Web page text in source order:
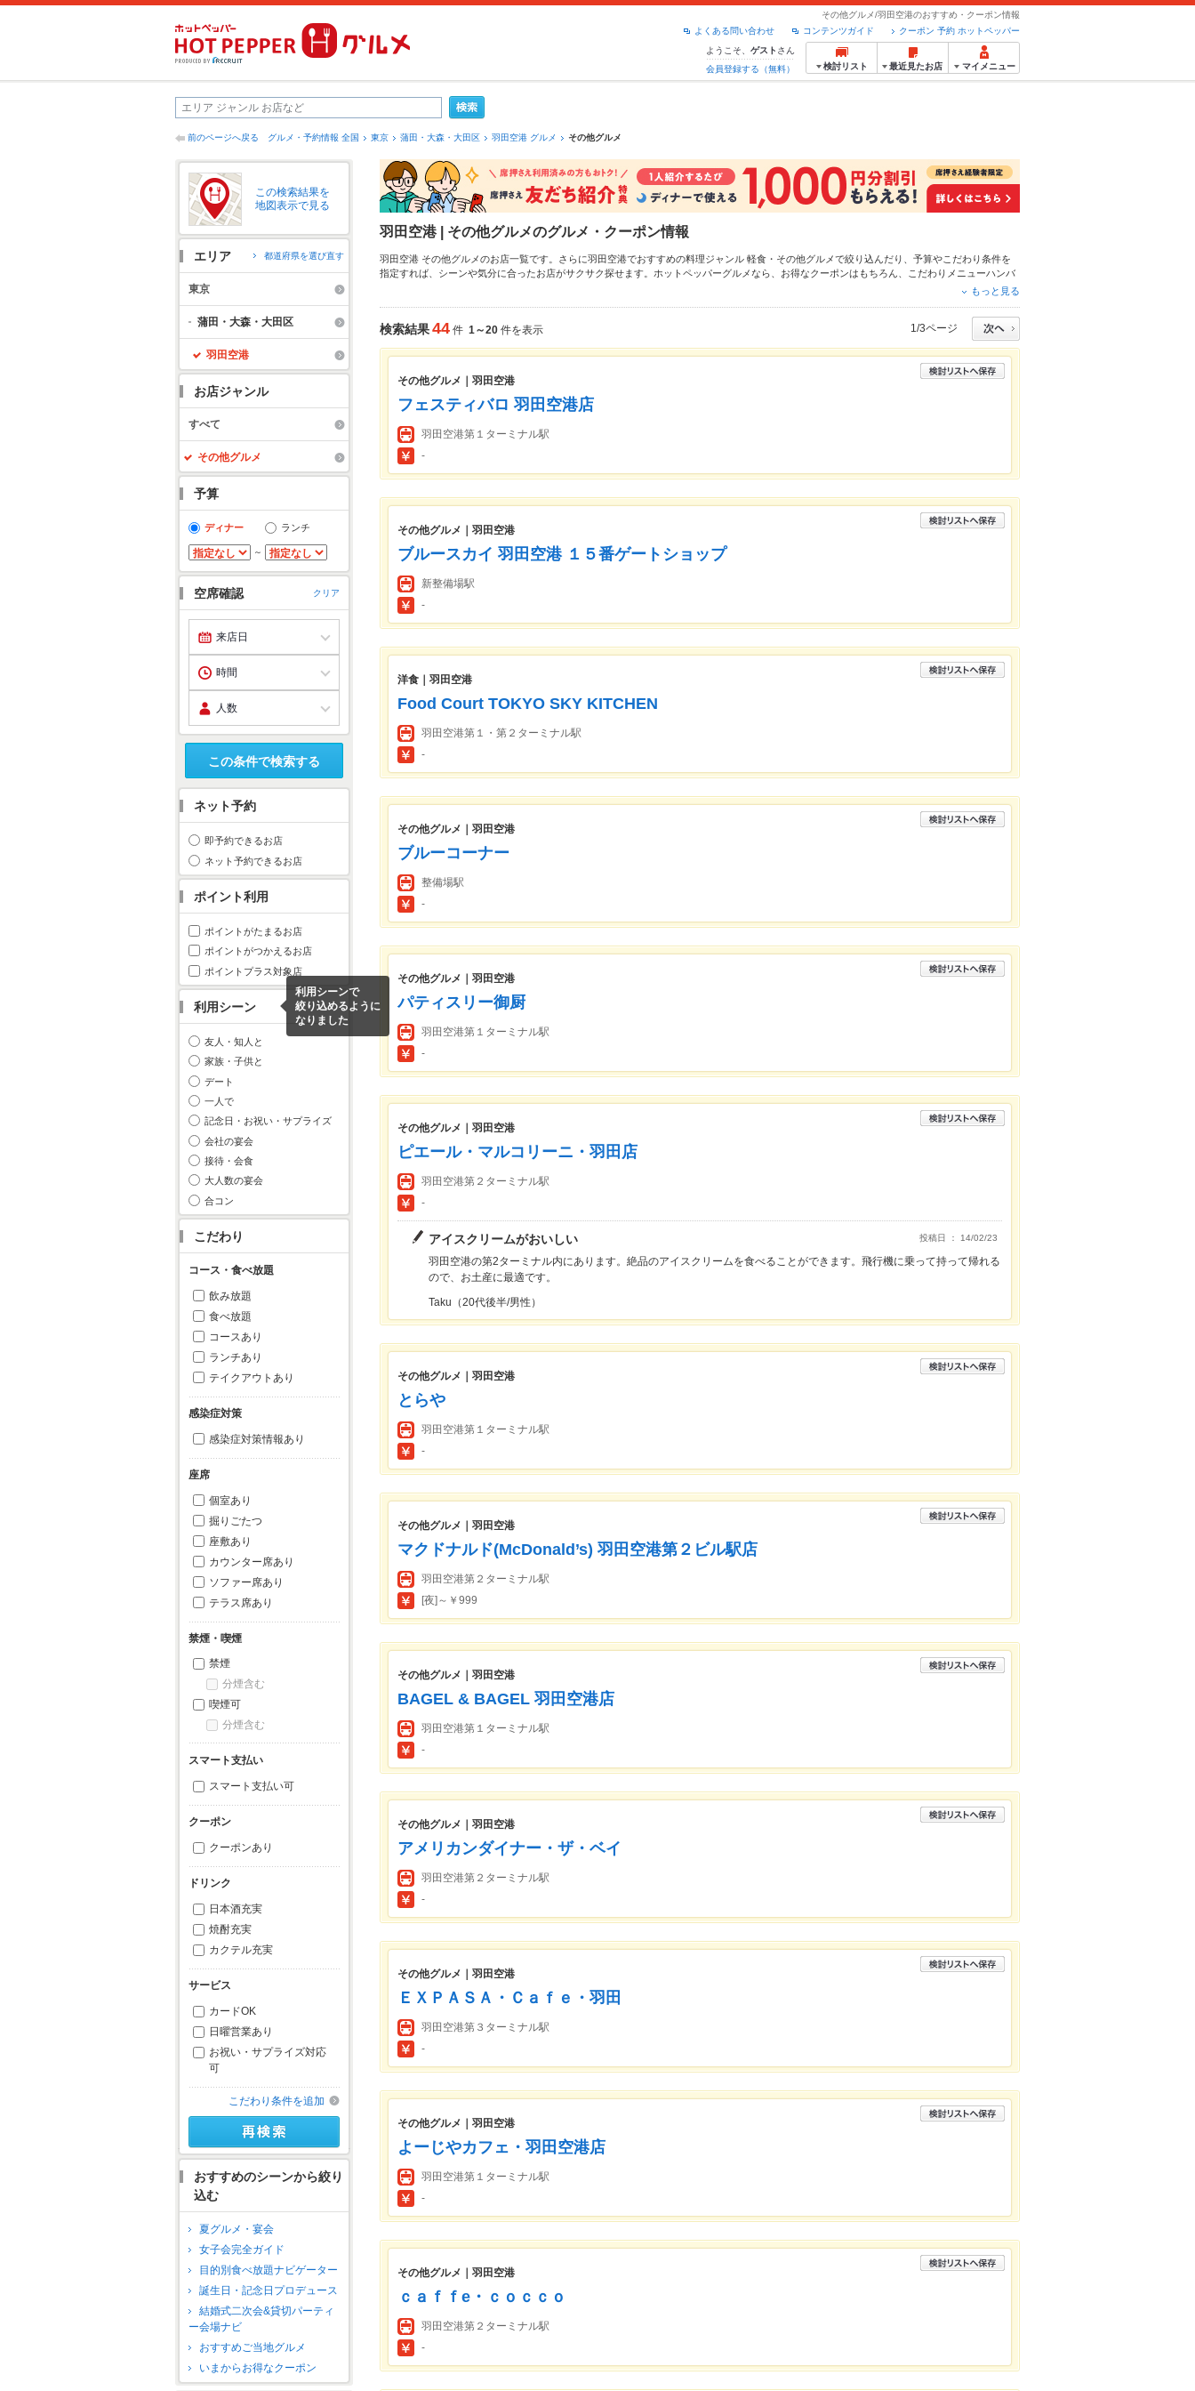
その他グルメ/羽田空港のおすすめ・クーポン情報
クーポン 予約 ホットペッパー
コンテンツガイド
よくある問い合わせ
ようこそ、 ゲスト さん
会員登録する（無料）
検討リスト 最近見たお店 マイメニュー
前のページへ戻る グルメ・予約情報 全国 東京 蒲田・大森・大田区 羽田空港 グルメ その他グルメ
この検索結果を
地図表示で見る
エリア 都道府県を選び直す
東京
蒲田・大森・大田区
羽田空港
お店ジャンル
すべて
その他グルメ
予算
ディナー ランチ
～
空席確認 クリア
この条件で検索する
ネット予約
即予約できるお店
ネット予約できるお店
ポイント利用
ポイントがたまるお店
ポイントがつかえるお店
ポイントプラス対象店
利用シーン
利用シーンで
絞り込めるように
なりました
友人・知人と
家族・子供と
デート
一人で
記念日・お祝い・サプライズ
会社の宴会
接待・会食
大人数の宴会
合コン
こだわり
コース・食べ放題
飲み放題
食べ放題
コースあり
ランチあり
テイクアウトあり
感染症対策
感染症対策情報あり
座席
個室あり
掘りごたつ
座敷あり
カウンター席あり
ソファー席あり
テラス席あり
禁煙・喫煙
禁煙
分煙含む
喫煙可
分煙含む
スマート支払い
スマート支払い可
クーポン
クーポンあり
ドリンク
日本酒充実
焼酎充実
カクテル充実
サービス
カードOK
日曜営業あり
お祝い・サプライズ対応
可
こだわり条件を追加
おすすめのシーンから絞り
込む
夏グルメ・宴会
女子会完全ガイド
目的別食べ放題ナビゲーター
誕生日・記念日プロデュース
結婚式二次会&貸切パーティ
ー会場ナビ
おすすめご当地グルメ
いまからお得なクーポン
羽田空港 | その他グルメのグルメ・クーポン情報
羽田空港 その他グルメのお店一覧です。さらに羽田空港でおすすめの料理ジャンル 軽食・その他グルメで絞り込んだり、予算やこだわり条件を
指定すれば、シーンや気分に合ったお店がサクサク探せます。ホットペッパーグルメなら、お得なクーポンはもちろん、こだわりメニューハンバ
や季節のおすすめ料理など、お店の最新情報をご紹介しているので安心！24時間使える簡単便利なネット予約が使えるお店も拡大中です。
もっと見る
検索結果44 件 1～20 件を表示 1/3ページ
その他グルメ｜羽田空港
フェスティバロ 羽田空港店
羽田空港第１ターミナル駅
-
その他グルメ｜羽田空港
ブルースカイ 羽田空港 １５番ゲートショップ
新整備場駅
-
洋食｜羽田空港
Food Court TOKYO SKY KITCHEN
羽田空港第１・第２ターミナル駅
-
その他グルメ｜羽田空港
ブルーコーナー
整備場駅
-
その他グルメ｜羽田空港
パティスリー御厨
羽田空港第１ターミナル駅
-
その他グルメ｜羽田空港
ピエール・マルコリーニ・羽田店
羽田空港第２ターミナル駅
-
投稿日 ： 14/02/23
アイスクリームがおいしい
羽田空港の第2ターミナル内にあります。絶品のアイスクリームを食べることができます。飛行機に乗って持って帰れる
ので、お土産に最適です。
Taku（20代後半/男性）
その他グルメ｜羽田空港
とらや
羽田空港第１ターミナル駅
-
その他グルメ｜羽田空港
マクドナルド(McDonald’s) 羽田空港第２ビル駅店
羽田空港第２ターミナル駅
[夜]～￥999
その他グルメ｜羽田空港
BAGEL & BAGEL 羽田空港店
羽田空港第１ターミナル駅
-
その他グルメ｜羽田空港
アメリカンダイナー・ザ・ベイ
羽田空港第２ターミナル駅
-
その他グルメ｜羽田空港
ＥＸＰＡＳＡ・Ｃａｆｅ・羽田
羽田空港第３ターミナル駅
-
その他グルメ｜羽田空港
よーじやカフェ・羽田空港店
羽田空港第１ターミナル駅
-
その他グルメ｜羽田空港
ｃａｆｆe・ｃｏｃｃｏ
羽田空港第２ターミナル駅
-